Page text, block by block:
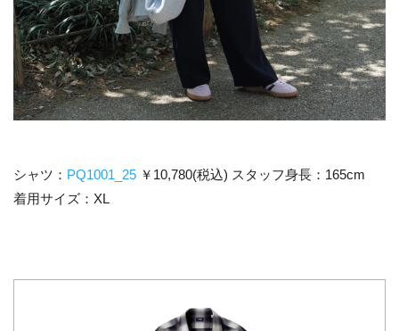
シャツ： PQ1001_25 ￥10,780(税込) スタッフ身長：165cm
着用サイズ：XL